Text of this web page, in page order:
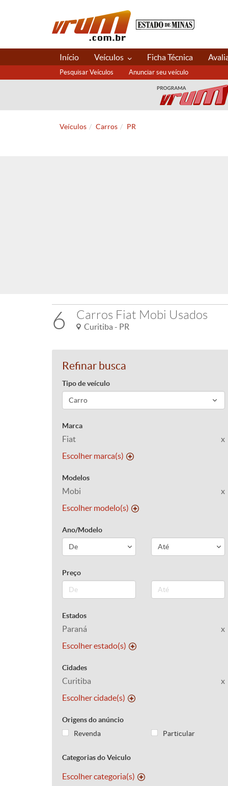
Início Veículos Ficha Técnica
Pesquisar Veículos Anunciar seu veículo
Veículos Carros PR
6 Carros Fiat Mobi Usados
Curitiba - PR
Refinar busca
Tipo de veículo
Marca
Fiat
x
Escolher marca(s)
Modelos
Mobi
x
Escolher modelo(s)
Ano/Modelo
Preço
Estados
Paraná
x
Escolher estado(s)
Cidades
Curitiba
x
Escolher cidade(s)
Origens do anúncio
Revenda
Particular
Categorias do Veiculo
Escolher categoria(s)